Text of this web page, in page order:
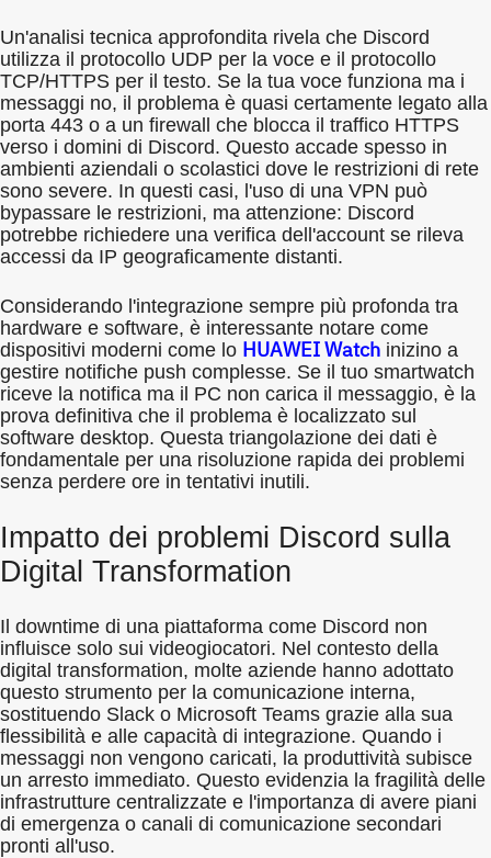
Un'analisi tecnica approfondita rivela che Discord
utilizza il protocollo UDP per la voce e il protocollo
TCP/HTTPS per il testo. Se la tua voce funziona ma i
messaggi no, il problema è quasi certamente legato alla
porta 443 o a un firewall che blocca il traffico HTTPS
verso i domini di Discord. Questo accade spesso in
ambienti aziendali o scolastici dove le restrizioni di rete
sono severe. In questi casi, l'uso di una VPN può
bypassare le restrizioni, ma attenzione: Discord
potrebbe richiedere una verifica dell'account se rileva
accessi da IP geograficamente distanti.
Considerando l'integrazione sempre più profonda tra
hardware e software, è interessante notare come
dispositivi moderni come lo HUAWEI Watch inizino a
gestire notifiche push complesse. Se il tuo smartwatch
riceve la notifica ma il PC non carica il messaggio, è la
prova definitiva che il problema è localizzato sul
software desktop. Questa triangolazione dei dati è
fondamentale per una risoluzione rapida dei problemi
senza perdere ore in tentativi inutili.
Impatto dei problemi Discord sulla
Digital Transformation
Il downtime di una piattaforma come Discord non
influisce solo sui videogiocatori. Nel contesto della
digital transformation, molte aziende hanno adottato
questo strumento per la comunicazione interna,
sostituendo Slack o Microsoft Teams grazie alla sua
flessibilità e alle capacità di integrazione. Quando i
messaggi non vengono caricati, la produttività subisce
un arresto immediato. Questo evidenzia la fragilità delle
infrastrutture centralizzate e l'importanza di avere piani
di emergenza o canali di comunicazione secondari
pronti all'uso.